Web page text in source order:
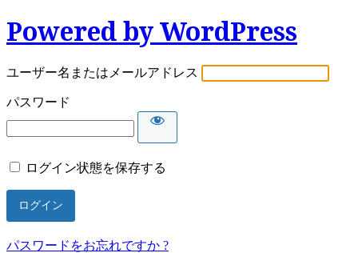
Powered by WordPress
ユーザー名またはメールアドレス
パスワード
ログイン状態を保存する
パスワードをお忘れですか ?